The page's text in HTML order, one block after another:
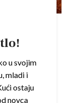
u svojim
mladi i
ostaju
novca